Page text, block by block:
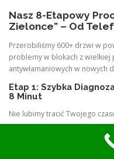
Nasz 8-Etapowy
Zielonce” – Od
Przerobiliśmy 600+ drzwi w
problemy w blokach z wielkiej
antywłamaniowych w nowych
Etap 1: Szybka
8 Minut
Nie lubimy tracić Twojego
Gdzie montujemy?
Radzymin? Do 15 km